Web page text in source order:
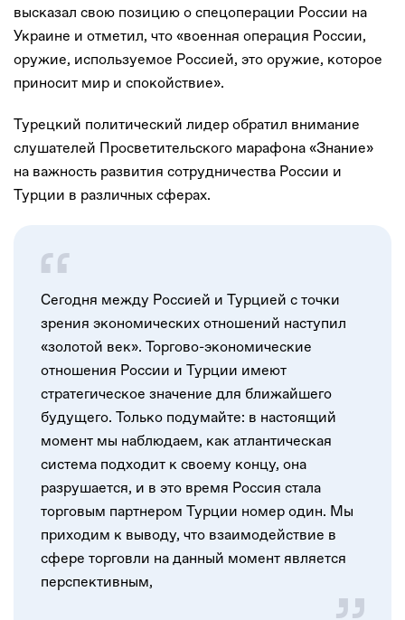
высказал свою позицию о спецоперации России на
Украине и отметил, что «военная операция России,
оружие, используемое Россией, это оружие, которое
приносит мир и спокойствие».
Турецкий политический лидер обратил внимание
слушателей Просветительского марафона «Знание»
на важность развития сотрудничества России и
Турции в различных сферах.
Сегодня между Россией и Турцией с точки
зрения экономических отношений наступил
«золотой век». Торгово-экономические
отношения России и Турции имеют
стратегическое значение для ближайшего
будущего. Только подумайте: в настоящий
момент мы наблюдаем, как атлантическая
система подходит к своему концу, она
разрушается, и в это время Россия стала
торговым партнером Турции номер один. Мы
приходим к выводу, что взаимодействие в
сфере торговли на данный момент является
перспективным,